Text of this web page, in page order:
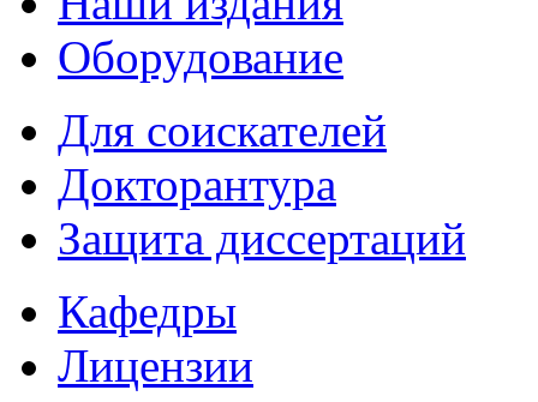
Оборудование
Для соискателей
Докторантура
Защита диссертаций
Кафедры
Лицензии